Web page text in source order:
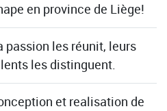
en province de Liège!
passion les réunit, leurs
les distinguent.
et realisation de